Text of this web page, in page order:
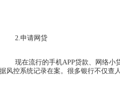
2.申请网贷
现在流行的手机APP贷款、网络小贷
据风控系统记录在案。很多银行不仅查